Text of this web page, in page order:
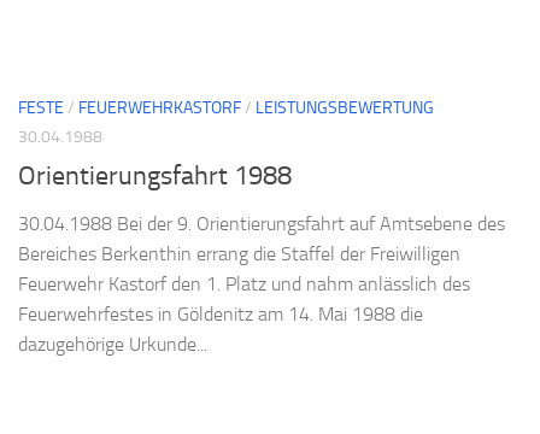
FESTE / FEUERWEHRKASTORF/ LEISTUNGSBEWERTUNG
30.04.1988
Orientierungsfahrt 1988
30.04.1988 Bei der 9. Orientierungsfahrt auf Amtsebene des
Bereiches Berkenthin errang die Staffel der Freiwilligen
Feuerwehr Kastorf den 1. Platz und nahm anlässlich des
Feuerwehrfestes in Göldenitz am 14. Mai 1988 die
dazugehörige Urkunde...